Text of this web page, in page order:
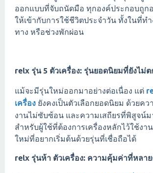
ออกแบบที่จับถนัดมือ ทุกองค์ประกอบถูก
ให้เข้ากับการใช้ชีวิตประจำวัน ทั้งในที่ทำ
ทาง หรือช่วงพักผ่อน
relx รุ่น 5 ตัวเครื่อง: รุ่นยอดนิยมที่ยังไม่
แม้จะมีรุ่นใหม่ออกมาอย่างต่อเนื่อง แต่
เครื่อง ยังคงเป็นตัวเลือกยอดนิยม ด้วยคว
งานไม่ซับซ้อน และความเสถียรที่พิสูจน์ม
สำหรับผู้ใช้ที่ต้องการเครื่องหลักไว้ใช้ง
ใหม่ที่อยากเริ่มต้นด้วยรุ่นที่เชื่อถือได้
relx รุ่นห้า ตัวเครื่อง: ความคุ้มค่าที่หลา